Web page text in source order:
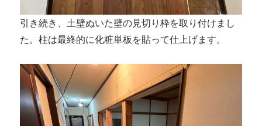
引き続き、土壁ぬいた壁の見切り枠を取り付けまし
た。柱は最終的に化粧単板を貼って仕上げます。